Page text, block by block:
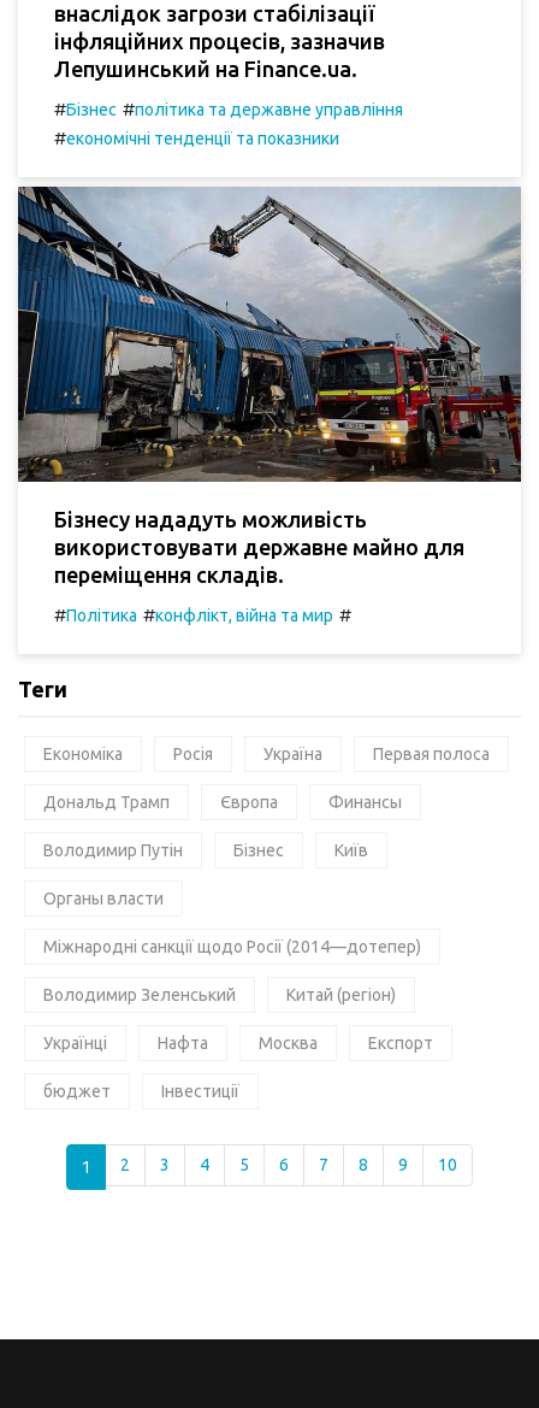
внаслідок загрози стабілізації
інфляційних процесів, зазначив
Лепушинський на Finance.ua.
#Бізнес #політика та державне управління
#економічні тенденції та показники
Бізнесу нададуть можливість
використовувати державне майно для
переміщення складів.
#Політика #конфлікт, війна та мир #
Теги
Економіка Росія Україна Первая полоса
Дональд Трамп Європа Финансы
Володимир Путін Бізнес Київ
Органы власти
Міжнародні санкції щодо Росії (2014—дотепер)
Володимир Зеленський Китай (регіон)
Українці Нафта Москва Експорт
бюджет Інвестиції
1 2 3 4 5 6 7 8 9 10